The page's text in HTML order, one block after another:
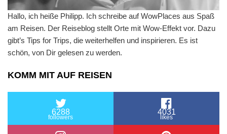
Hallo, ich heiße Philipp. Ich schreibe auf WowPlaces aus Spaß
am Reisen. Der Reiseblog stellt Orte mit Wow-Effekt vor. Dazu
gibt’s Tips for Trips, die weiterhelfen und inspirieren. Es ist
schön, von Dir gelesen zu werden.
KOMM MIT AUF REISEN
6288
followers
4031
likes